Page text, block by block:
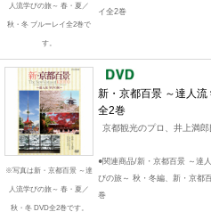
人流学びの旅～ 春・夏／
秋・冬 ブルーレイ全2巻で
す。
イ全2巻
※写真は新・京都百景 ～達
人流学びの旅～ 春・夏／
秋・冬 DVD全2巻です。
新・京都百景 ～達人
全2巻
京都観光のプロ、井上満郎
●関連商品/新・京都百景 ～達
びの旅～ 秋・冬編、新・京都
巻